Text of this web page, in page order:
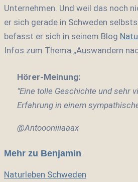
Unternehmen. Und weil das noch
er sich gerade in Schweden
befasst er sich in seinem Blog
Infos zum Thema „Auswandern
Hörer-Meinung:
"Eine tolle Geschichte und sehr
Erfahrung in einem
@Antoooniiiaaax
Mehr zu Benjamin
Naturleben Schweden